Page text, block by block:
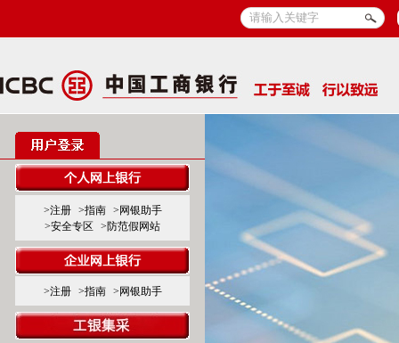
>注册 >指南
>网银助手
>安全专区
>防范假网站
>注册 >指南 >网银助手